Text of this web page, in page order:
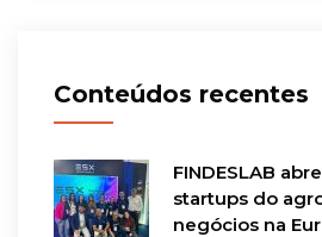
Conteúdos recentes
FINDESLAB
startups do
negócios na